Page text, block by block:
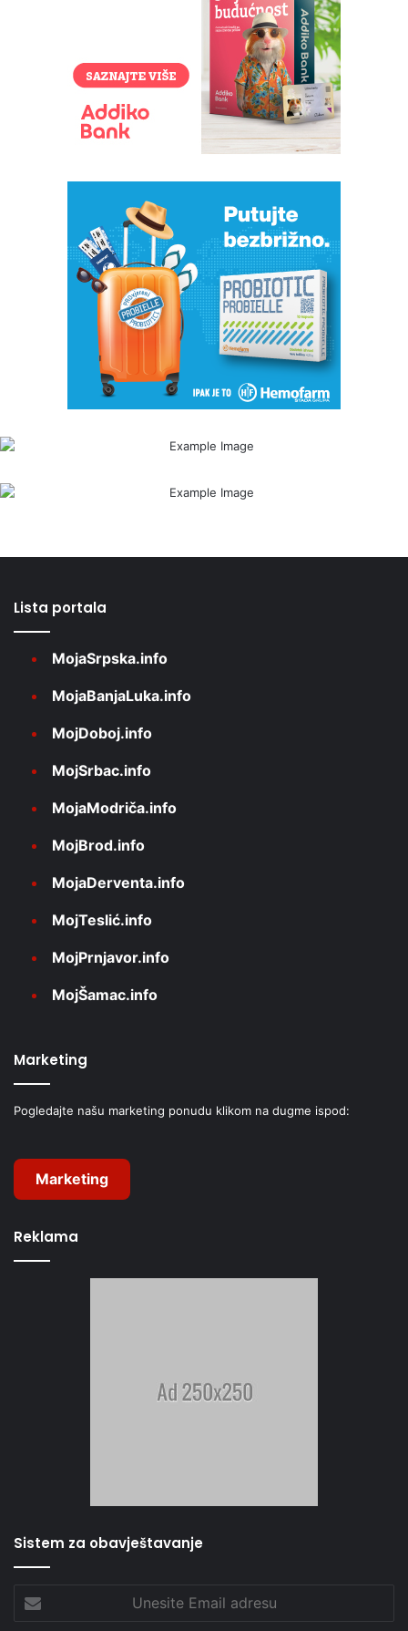
Lista portala
MojaSrpska.info
MojaBanjaLuka.info
MojDoboj.info
MojSrbac.info
MojaModriča.info
MojBrod.info
MojaDerventa.info
MojTeslić.info
MojPrnjavor.info
MojŠamac.info
Marketing
Pogledajte našu marketing ponudu klikom na dugme ispod:
Marketing
Reklama
Sistem za obavještavanje
Email